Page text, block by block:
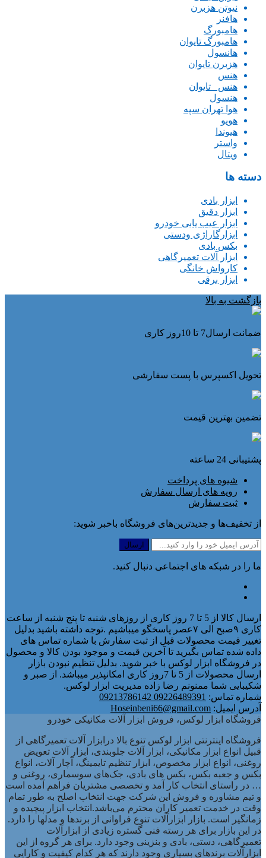
نیوتن هزبرن
هافنر
هامبورگ
هامبورگ تایوان
هانسول
هزبرن تایوان
هنس
هنس _تایوان
هنسول
هوا تهران سپه
هویو
هیوندا
واستر
ویتال
دسته ها
ابزار بادی
ابزار دقیق
ابزار عیب یابی خودرو
ابزارگاراژی ودستی
بکس بادی
ابزار آلات تعمیرگاهی
کارواش خانگی
ابزار برقی
بازگشت به بالا
ضمانت ارسال7 تا 10روز کاری
تحویل اکسپرس با پست سفارشی
تضمین بهترین قیمت
پشتیبانی 24 ساعته
شیوه های پرداخت
رویه های ارسال سفارش
ثبت سفارش
از تخفیف‌ها و جدیدترین‌های فروشگاه باخبر شوید:
ما را در شبکه های اجتماعی دنبال کنید.
ارسال کالا از 5 تا 7 روز کاری از روزهای شنبه تا پنج شنبه از ساعت
کاری ۹صبح الی ۷عصر پاسخگو میباشیم .توجه داشته باشید بدلیل
تغییر قیمت محصولات قبل از ثبت سفارش با شماره تماس های
داده شده تماس بگیرید تا آخرین قیمت و موجود بودن کالا و محصول
در فروشگاه ابزار لوکس با خبر شوید. بدلیل تنظیم نبودن بازار
ارسال محصولات از 5 تا 7روز کاری امکانپذیر میباشد. از صبر و
شکیبایی شما ممنونم رضا زاده مدیریت ابزار لوکس.
شماره تماس: 09226489391 09213786142
آدرس ایمیل: Hoseinbeni66@gmail.com
فروشگاه ابزار لوکس، فروش ابزار آلات مکانیکی خودرو
فروشگاه اینترنتی ابزار لوکس تنوع بالا درابزار آلات تعمیرگاهی از
قبیل انواع ابزار مکانیکی، ابزار آلات جلوبندی، ابزار آلات تعویض
روغنی، انواع ابزار مخصوص، ابزار تنظیم تایمینگ، آچار آلات، انواع
بکس و جعبه بکس، بکس های بادی، جک‌های سوسماری، روغنی و
… در راستای انتخاب کار آمد و تخصصی مشتریان فراهم آمده است
و تیم مشاوره و فروش این شرکت جهت انتخاب اصلح به طور تمام
وقت در خدمت تعمیر کاران محترم می‌باشد.انتخاب ابزار پیچیده و
زمانگیر است. بازار ابزارآلات تنوع فراوانی از برندها و مدلها را دارد.
در این بازار برای هر رسته فنی گستره زیادی از ابزارآلات
تعمیرگاهی، دستی، بادی و بنزینی وجود دارد. برای هر گروه از این
ابزارآلات برندهای بسیاری وجود دارند که هر کدام کیفیت و کارایی